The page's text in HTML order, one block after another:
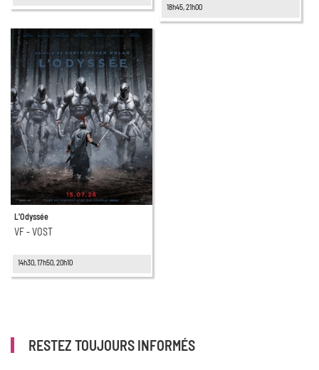
18h45, 21h00
L'Odyssée
VF - VOST
14h30, 17h50, 20h10
RESTEZ TOUJOURS INFORMÉS